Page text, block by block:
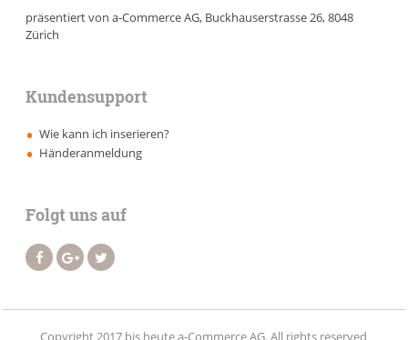
präsentiert von a-Commerce AG, Buckhauserstrasse 26, 8048
Zürich
Kundensupport
Wie kann ich inserieren?
Händeranmeldung
Folgt uns auf
Copyright 2017 bis heute a-Commerce AG. All rights reserved